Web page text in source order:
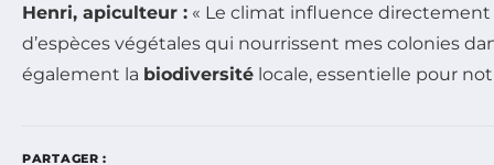
Henri, apiculteur : « Le climat influence directement
d’espèces végétales qui nourrissent mes colonies
également la biodiversité locale, essentielle pour
PARTAGER :